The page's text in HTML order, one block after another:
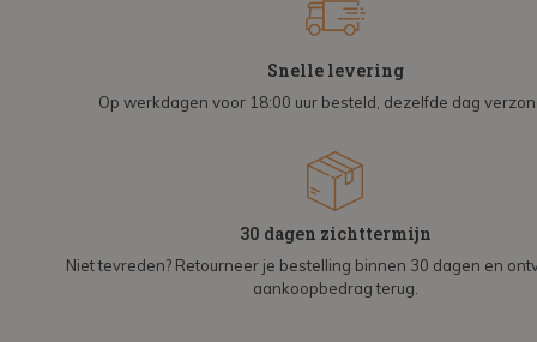
Snelle levering
Op werkdagen voor 18:00 uur besteld, dezelfde dag
30 dagen zichttermijn
Niet tevreden? Retourneer je bestelling binnen 30 dagen en
aankoopbedrag terug.